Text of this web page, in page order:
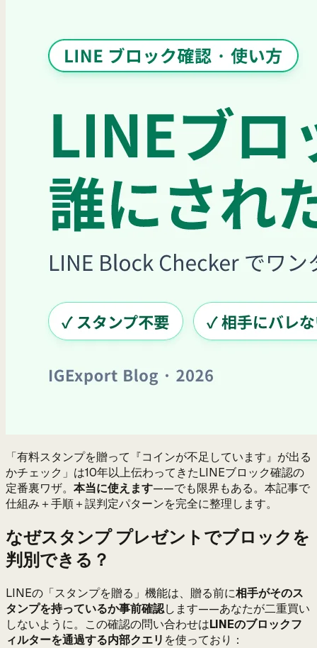
「有料スタンプを贈って『コインが不足しています』が出る
かチェック」は10年以上伝わってきたLINEブロック確認の
定番裏ワザ。 本当に使えます——でも限界もある。本記事で
仕組み＋手順＋誤判定パターンを完全に整理します。
なぜスタンプ プレゼントでブロックを
判別できる？
LINEの「スタンプを贈る」機能は、贈る前に相手がそのス
タンプを持っているか事前確認します——あなたが二重買い
しないように。この確認の問い合わせはLINEのブロックフ
ィルターを通過する内部クエリ を使っており：